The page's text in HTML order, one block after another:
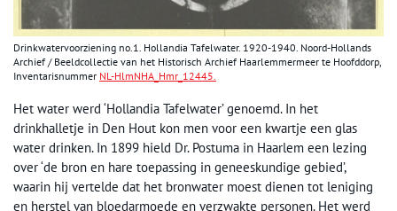
Drinkwatervoorziening no.1. Hollandia Tafelwater. 1920-1940. Noord-Hollands
Archief / Beeldcollectie van het Historisch Archief Haarlemmermeer te Hoofddorp,
Inventarisnummer NL-HlmNHA_Hmr_12445.
Het water werd ‘Hollandia Tafelwater’ genoemd. In het
drinkhalletje in Den Hout kon men voor een kwartje een glas
water drinken. In 1899 hield Dr. Postuma in Haarlem een lezing
over ‘de bron en hare toepassing in geneeskundige gebied’,
waarin hij vertelde dat het bronwater moest dienen tot leniging
en herstel van bloedarmoede en verzwakte personen. Het werd